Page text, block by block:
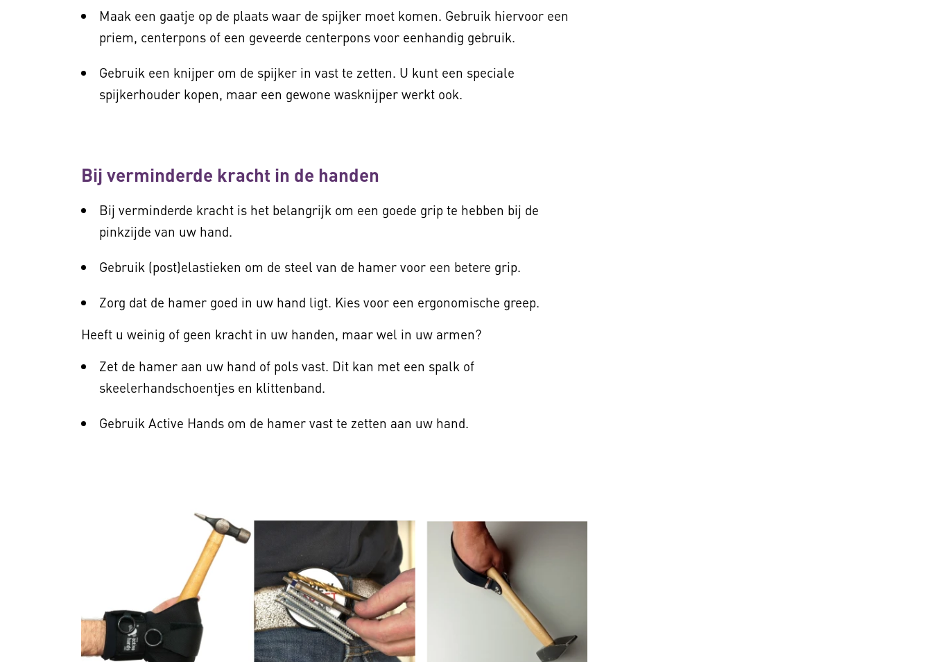
Maak een gaatje op de plaats waar de spijker moet komen. Gebruik hiervoor een
priem, centerpons of een geveerde centerpons voor eenhandig gebruik.
Gebruik een knijper om de spijker in vast te zetten. U kunt een speciale
spijkerhouder kopen, maar een gewone wasknijper werkt ook.
Bij verminderde kracht in de handen
Bij verminderde kracht is het belangrijk om een goede grip te hebben bij de
pinkzijde van uw hand.
Gebruik (post)elastieken om de steel van de hamer voor een betere grip.
Zorg dat de hamer goed in uw hand ligt. Kies voor een ergonomische greep.
Heeft u weinig of geen kracht in uw handen, maar wel in uw armen?
Zet de hamer aan uw hand of pols vast. Dit kan met een spalk of
skeelerhandschoentjes en klittenband.
Gebruik Active Hands om de hamer vast te zetten aan uw hand.